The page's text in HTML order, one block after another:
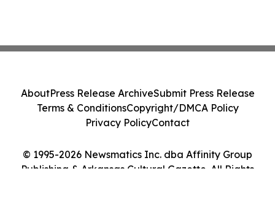
© 1995-2026 Newsmatics Inc. dba Affinity Group
Publishing & Arkansas Cultural Gazette. All Rights
AboutPress Release ArchiveSubmit Press Release
Terms & ConditionsCopyright/DMCA Policy
Privacy PolicyContact